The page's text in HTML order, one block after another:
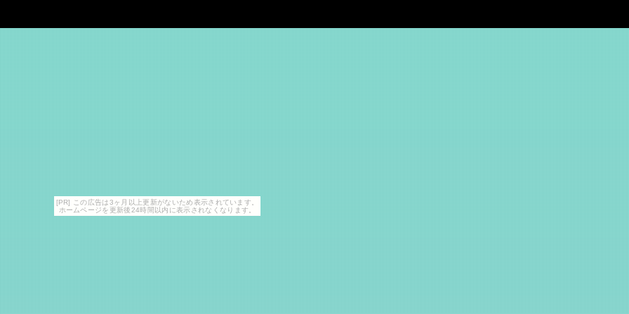
[PR] この広告は3ヶ月以上更新がないため表示されています。
ホームページを更新後24時間以内に表示されなくなります。